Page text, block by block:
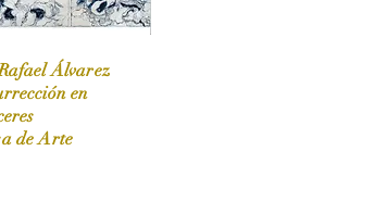
/ Marzo-Abril / 2024
Álvarez
en
de Arte